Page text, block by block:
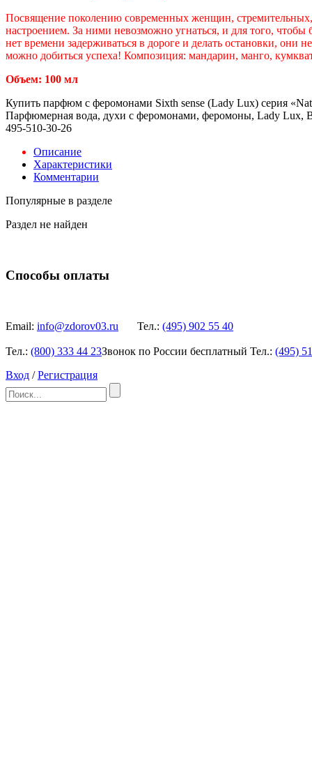
Посвящение поколению современных женщин,
настроением. За ними невозможно угнаться, и для того,
нет времени задерживаться в дороге и делать остановки,
можно добиться успеха! Композиция: мандарин, манго,
Объем: 100 мл
Купить парфюм с феромонами Sixth sense (Lady Lux) серия
Парфюмерная вода, духи с феромонами, феромоны, Lady Lux,
495-510-30-26
Описание
Характеристики
Комментарии
Популярные в разделе
Раздел не найден
Способы оплаты
Email: info@zdorov03.ru Тел.: (495) 902 55 40
Тел.: (800) 333 44 23Звонок по России бесплатный Тел.: (495)
Вход /Регистрация